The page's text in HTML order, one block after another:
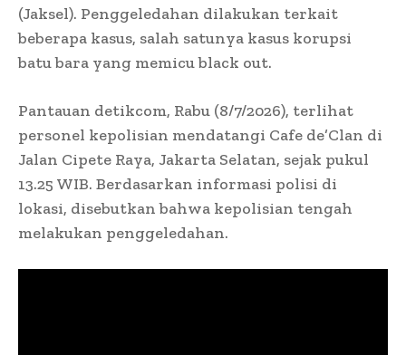
(Jaksel). Penggeledahan dilakukan terkait
beberapa kasus, salah satunya kasus korupsi
batu bara yang memicu black out.
Pantauan detikcom, Rabu (8/7/2026), terlihat
personel kepolisian mendatangi Cafe de’Clan di
Jalan Cipete Raya, Jakarta Selatan, sejak pukul
13.25 WIB. Berdasarkan informasi polisi di
lokasi, disebutkan bahwa kepolisian tengah
melakukan penggeledahan.